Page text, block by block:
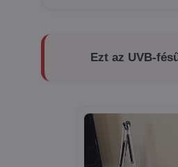
Ezt az UVB-